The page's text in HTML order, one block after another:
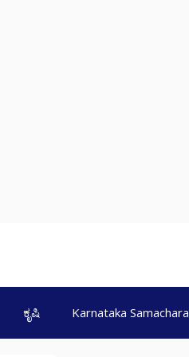
ಕೃಷಿ Karnataka Samachara